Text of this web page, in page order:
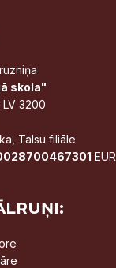
skola"
LV 3200
Talsu filiāle
EUR